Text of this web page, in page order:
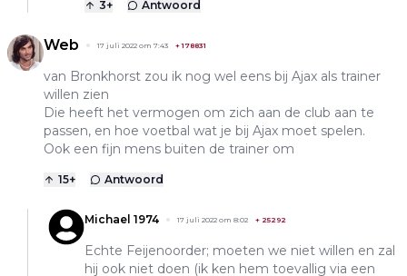
3+ Antwoord
Web 17 juli 2022 om 7:43 +178831
van Bronkhorst zou ik nog wel eens bij Ajax als trainer
willen zien
Die heeft het vermogen om zich aan de club aan te
passen, en hoe voetbal wat je bij Ajax moet spelen.
Ook een fijn mens buiten de trainer om
15+ Antwoord
Michael 1974 17 juli 2022 om 8:02 + 25292
Echte Feijenoorder; moeten we niet willen en zal
hij ook niet doen (ik ken hem toevallig via een